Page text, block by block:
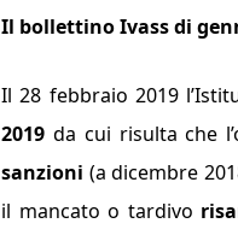
Il bollettino Ivass di
Il 28 febbraio 2019
2019 da cui risulta che
sanzioni (a dicembre
il mancato o tardivo